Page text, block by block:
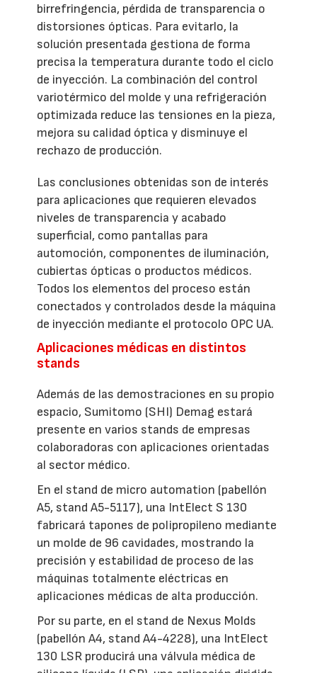
birrefringencia, pérdida de transparencia o
distorsiones ópticas. Para evitarlo, la
solución presentada gestiona de forma
precisa la temperatura durante todo el ciclo
de inyección. La combinación del control
variotérmico del molde y una refrigeración
optimizada reduce las tensiones en la pieza,
mejora su calidad óptica y disminuye el
rechazo de producción.
Las conclusiones obtenidas son de interés
para aplicaciones que requieren elevados
niveles de transparencia y acabado
superficial, como pantallas para
automoción, componentes de iluminación,
cubiertas ópticas o productos médicos.
Todos los elementos del proceso están
conectados y controlados desde la máquina
de inyección mediante el protocolo OPC UA.
Aplicaciones médicas en distintos
stands
Además de las demostraciones en su propio
espacio, Sumitomo (SHI) Demag estará
presente en varios stands de empresas
colaboradoras con aplicaciones orientadas
al sector médico.
En el stand de micro automation (pabellón
A5, stand A5-5117), una IntElect S 130
fabricará tapones de polipropileno mediante
un molde de 96 cavidades, mostrando la
precisión y estabilidad de proceso de las
máquinas totalmente eléctricas en
aplicaciones médicas de alta producción.
Por su parte, en el stand de Nexus Molds
(pabellón A4, stand A4-4228), una IntElect
130 LSR producirá una válvula médica de